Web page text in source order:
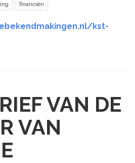
financiën
kst-
VAN DE
VAN